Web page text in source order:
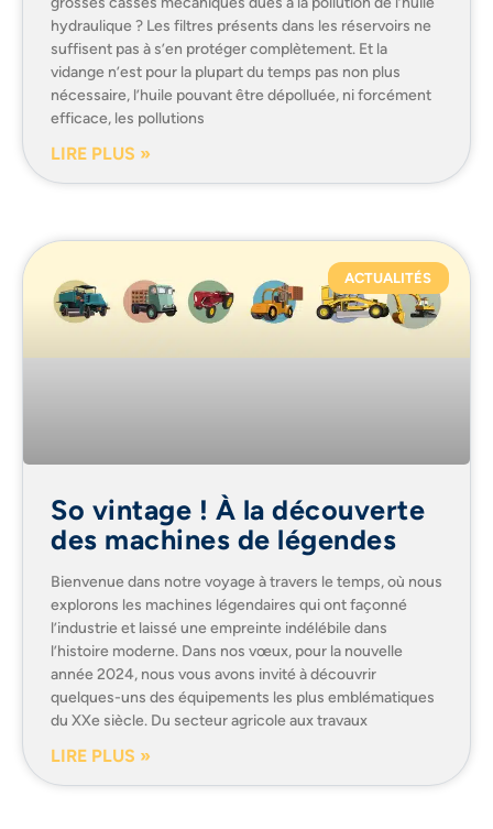
hydraulique ? Les filtres présents dans les réservoirs ne
suffisent pas à s’en protéger complètement. Et la
vidange n’est pour la plupart du temps pas non plus
nécessaire, l’huile pouvant être dépolluée, ni forcément
efficace, les pollutions
LIRE PLUS »
ACTUALITÉS
So vintage ! À la découverte
des machines de légendes
Bienvenue dans notre voyage à travers le temps, où nous
explorons les machines légendaires qui ont façonné
l’industrie et laissé une empreinte indélébile dans
l’histoire moderne. Dans nos vœux, pour la nouvelle
année 2024, nous vous avons invité à découvrir
quelques-uns des équipements les plus emblématiques
du XXe siècle. Du secteur agricole aux travaux
LIRE PLUS »